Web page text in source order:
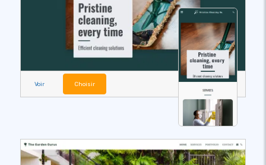
Voir Choisir